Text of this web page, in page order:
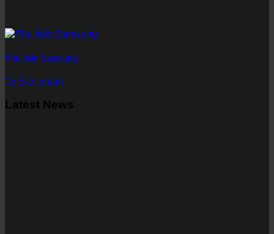
Phụ kiện Samsung
15 Sản phẩm
Latest News